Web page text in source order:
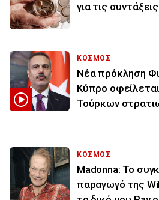
για τις
ΚΟΣΜΟΣ
Νέα πρόκληση
Κύπρο
Τούρκων
ΚΟΣΜΟΣ
Madonna: Το
παραγωγό της